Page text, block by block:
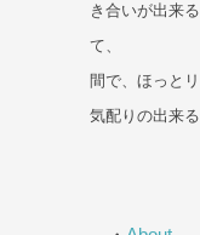
き合いが出来
て、
間で、ほっと
気配りの出来